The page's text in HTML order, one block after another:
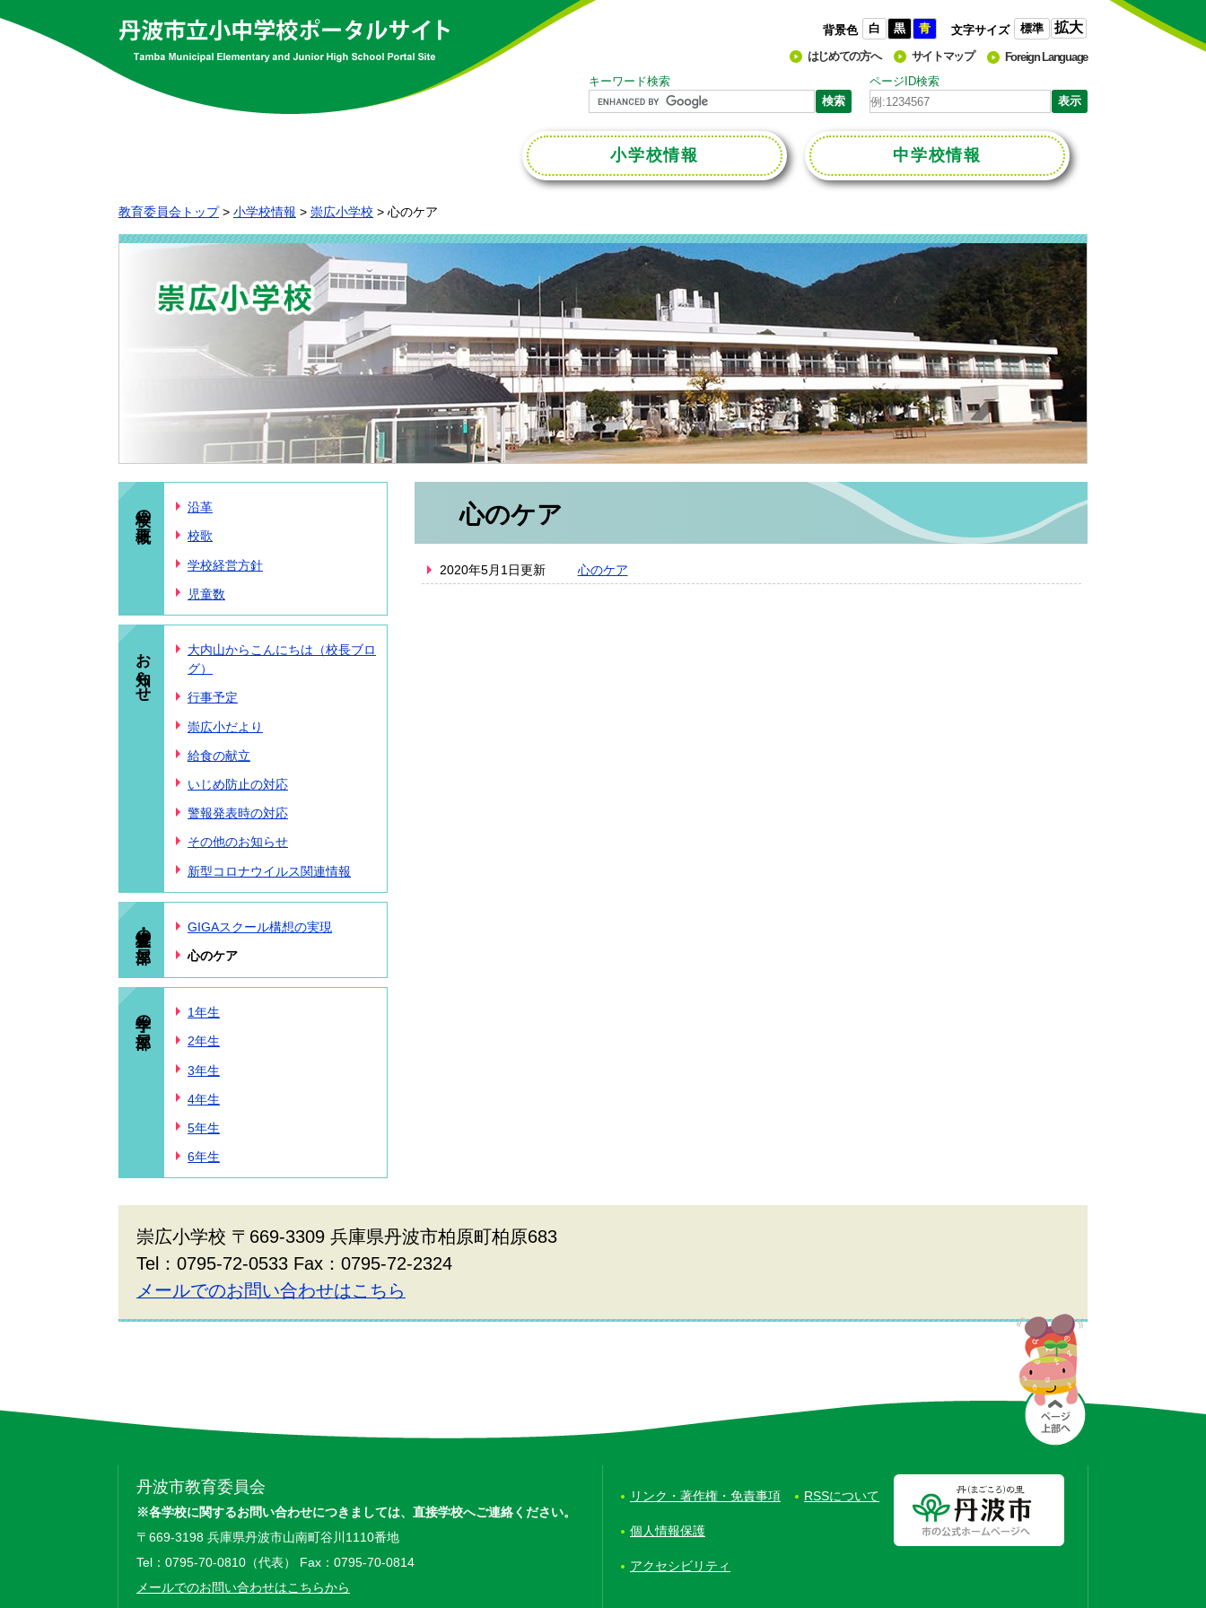
背景色 白 黒 青 文字サイズ 標準 拡大
はじめての方へ サイトマップ
Foreign Language
キーワード検索
ページID検索
小学校情報 中学校情報
教育委員会トップ > 小学校情報 > 崇広小学校 > 心のケア
学校の概要 沿革
校歌
学校経営方針
児童数
お知らせ
大内山からこんにちは（校長ブロ
グ）
行事予定
崇広小だより
給食の献立
いじめ防止の対応
警報発表時の対応
その他のお知らせ
新型コロナウイルス関連情報
学校・児童の部屋 GIGAスクール構想の実現
心のケア
学年の部屋 1年生
2年生
3年生
4年生
5年生
6年生
心のケア
2020年5月1日更新 心のケア
崇広小学校 〒669-3309 兵庫県丹波市柏原町柏原683
Tel：0795-72-0533 Fax：0795-72-2324
メールでのお問い合わせはこちら
丹波市教育委員会
※各学校に関するお問い合わせにつきましては、 直接学校へご連絡ください。
〒669-3198 兵庫県丹波市山南町谷川1110番地
Tel：0795-70-0810（代表） Fax：0795-70-0814
メールでのお問い合わせはこちらから
リンク・著作権・免責事項 RSSについて
個人情報保護
アクセシビリティ